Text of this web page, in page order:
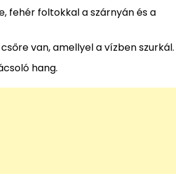
fehér foltokkal a szárnyán és a
csőre van, amellyel a vízben szurkál.
hang.